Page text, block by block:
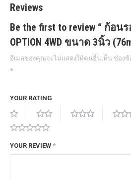
Reviews
Be the first to review “ ก้อ
OPTION 4WD ขนาด 3นิ้ว
อีเมลของคุณจะไม่แสดงให้คนอื่นเห็น ช่องข้
*
YOUR RATING
YOUR REVIEW *